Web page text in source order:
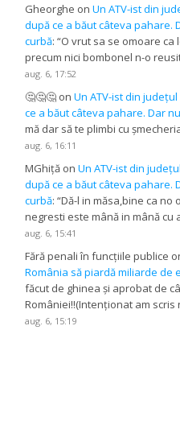
Gheorghe onUn ATV-ist din
după ce a băut câteva pahare.
curbă: “O vrut sa se omoare
precum nici bombonel n-o
aug. 6, 17:52
🤔🤔🤔 onUn ATV-ist din
ce a băut câteva pahare. Dar
mă dar să te plimbi cu
aug. 6, 16:11
MGhiță onUn ATV-ist din
după ce a băut câteva pahare.
curbă: “Dă-l in măsa,bine ca no
negresti este mână in mână cu
aug. 6, 15:41
Fără penali în funcțiile publice
România să piardă miliarde de
făcut de ghinea și aprobat de
României!!(Intenționat am
aug. 6, 15:19